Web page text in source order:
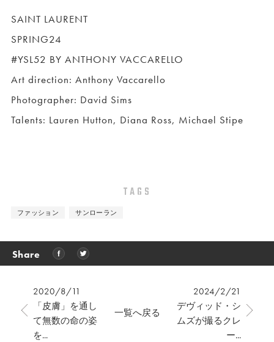
SAINT LAURENT
SPRING24
#YSL52 BY ANTHONY VACCARELLO
Art direction: Anthony Vaccarello
Photographer: David Sims
Talents: Lauren Hutton, Diana Ross, Michael Stipe
TAGS
ファッション サンローラン
Share
2020/8/11
「皮膚」を通し
て無数の命の姿
を...
2024/2/21
デヴィッド・シ
ムズが撮るクレ
ー...
一覧へ戻る